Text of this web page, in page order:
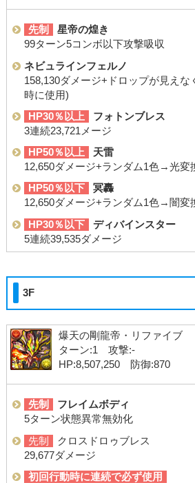
先制
星帝の煌き
99ターン5コンボ以下攻撃吸収
ネビュラインフェルノ
158,130ダメージ+ドロップが見えな
時に使用)
HP30％以上
フォトンブレス
3連続23,721メージ
HP50％以上
天雷
12,650ダメージ+ランダム1色→光変
HP50％以下
冥轟
12,650ダメージ+ランダム1色→闇変
HP30％以下
ディバインスター
5連続39,535ダメージ
3F
爆天の剛龍帝・リファイブ
ターン:1 攻撃:-
HP:8,507,250 防御:870
先制
フレイムボディ
5ターン状態異常無効化
先制
クロスドロゥブレス
29,677ダメージ
初回行動時に連続で必ず使用